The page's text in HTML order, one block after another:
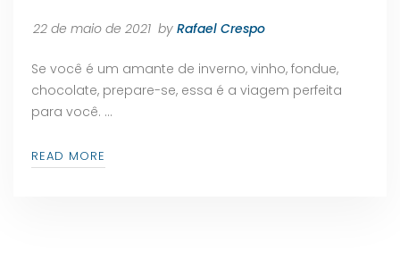
22 de maio de 2021 by Rafael Crespo
Se você é um amante de inverno, vinho, fondue,
chocolate, prepare-se, essa é a viagem perfeita
para você. …
READ MORE